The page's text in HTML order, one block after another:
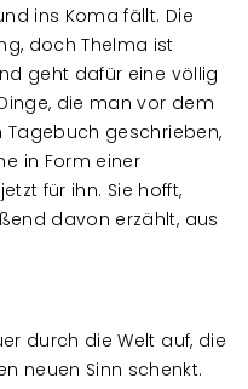
ins Koma fällt. Die
doch Thelma ist
geht dafür eine völlig
die man vor dem
Tagebuch geschrieben,
in Form einer
für ihn. Sie hofft,
davon erzählt, aus
durch die Welt auf, die
neuen Sinn schenkt.